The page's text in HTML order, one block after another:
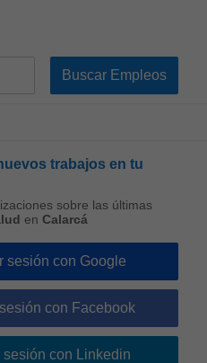
trabajos en tu
sobre las últimas
en Calarcá
sesión con Google
con Facebook
sesión con Linkedin